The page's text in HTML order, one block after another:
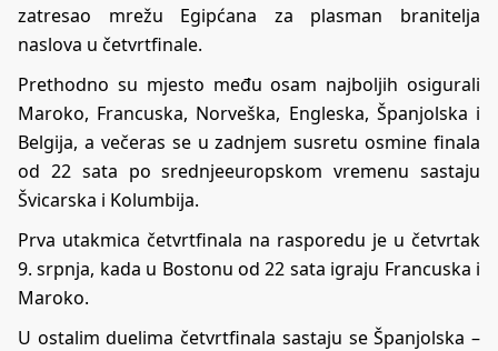
zatresao mrežu Egipćana za plasman branitelja
naslova u četvrtfinale.
Prethodno su mjesto među osam najboljih osigurali
Maroko, Francuska, Norveška, Engleska, Španjolska i
Belgija, a večeras se u zadnjem susretu osmine finala
od 22 sata po srednjeeuropskom vremenu sastaju
Švicarska i Kolumbija.
Prva utakmica četvrtfinala na rasporedu je u četvrtak
9. srpnja, kada u Bostonu od 22 sata igraju Francuska i
Maroko.
U ostalim duelima četvrtfinala sastaju se Španjolska –